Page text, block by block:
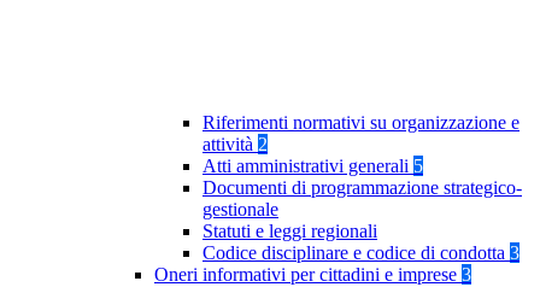
Riferimenti normativi su organizzazione e
attività 2
Atti amministrativi generali 5
Documenti di programmazione strategico-
gestionale
Statuti e leggi regionali
Codice disciplinare e codice di condotta 3
Oneri informativi per cittadini e imprese 3